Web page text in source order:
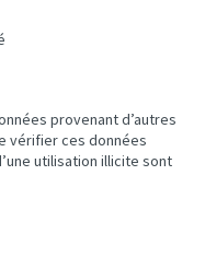
provenant d’autres
vérifier ces données
utilisation illicite sont